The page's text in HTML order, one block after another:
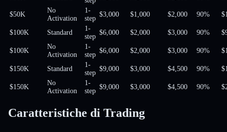
$50K
No
Activation
1-
step
$3,000 $1,000 $2,000 90%
$100K Standard
1-
step
$6,000 $2,000 $3,000 90%
$100K
No
Activation
1-
step
$6,000 $2,000 $3,000 90%
$150K Standard
1-
step
$9,000 $3,000 $4,500 90%
$150K
No
Activation
1-
step
$9,000 $3,000 $4,500 90%
Caratteristiche di Trading